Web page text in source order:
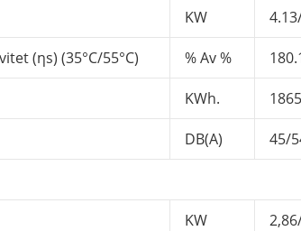
KW
(ηs) (35°C/55°C) % Av %
KWh.
DB(A) 45/
KW